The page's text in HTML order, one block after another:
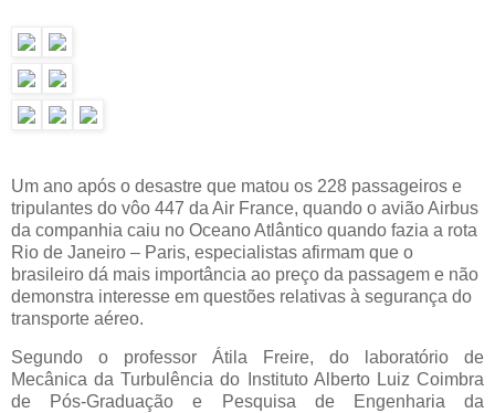
Um ano após o desastre que matou os 228 passageiros e
tripulantes do vôo 447 da Air France, quando o avião Airbus
da companhia caiu no Oceano Atlântico quando fazia a rota
Rio de Janeiro – Paris, especialistas afirmam que o
brasileiro dá mais importância ao preço da passagem e não
demonstra interesse em questões relativas à segurança do
transporte aéreo.
Segundo o professor Átila Freire, do laboratório de
Mecânica da Turbulência do Instituto Alberto Luiz Coimbra
de Pós-Graduação e Pesquisa de Engenharia da